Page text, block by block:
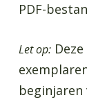
PDF-
Let op:
beginjaren